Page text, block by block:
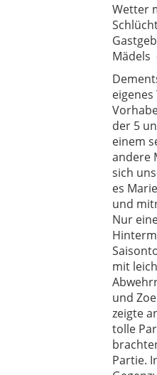
Wetter
Mädels
der 5
einem
andere
sich
es
und
Nur
mit
und
zeigte
tolle
Partie.